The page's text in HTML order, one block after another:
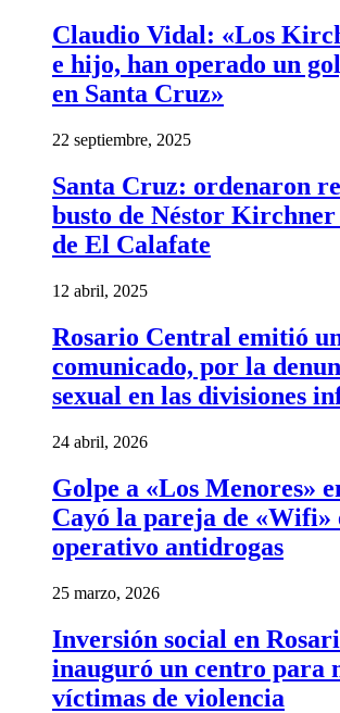
Claudio Vidal: «Los
e hijo, han operado un
en Santa Cruz»
22 septiembre, 2025
Santa Cruz: ordenaron
busto de Néstor
de El Calafate
12 abril, 2025
Rosario Central emitió
comunicado, por la
sexual en las divisiones
24 abril, 2026
Golpe a «Los Menores»
Cayó la pareja de «Wifi»
operativo antidrogas
25 marzo, 2026
Inversión social en
inauguró un centro para
víctimas de violencia